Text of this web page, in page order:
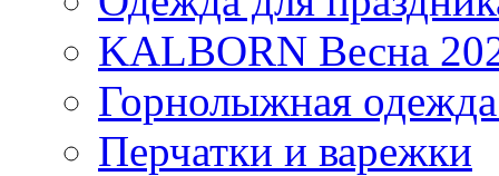
KALBORN Весна
Горнолыжная
Перчатки и варежки